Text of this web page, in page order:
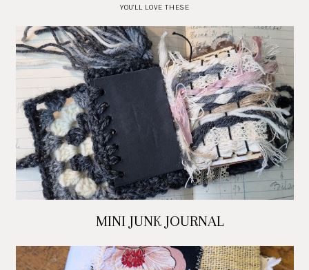
YOU'LL LOVE THESE
MINI JUNK JOURNAL